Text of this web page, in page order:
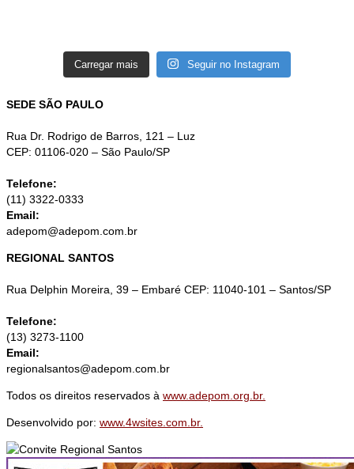
Carregar mais Seguir no Instagram
SEDE SÃO PAULO
Rua Dr. Rodrigo de Barros, 121 – Luz
CEP: 01106-020 – São Paulo/SP
Telefone:
(11) 3322-0333
Email:
adepom@adepom.com.br
REGIONAL SANTOS
Rua Delphin Moreira, 39 – Embaré CEP: 11040-101 – Santos/SP
Telefone:
(13) 3273-1100
Email:
regionalsantos@adepom.com.br
Todos os direitos reservados à www.adepom.org.br.
Desenvolvido por: www.4wsites.com.br.